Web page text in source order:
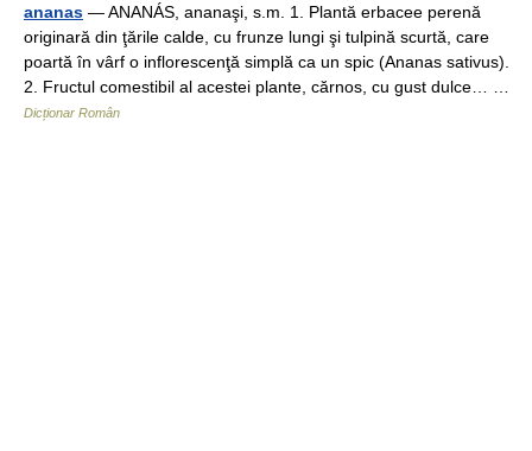
ananas — ANANÁS, ananaşi, s.m. 1. Plantă erbacee perenă
originară din ţările calde, cu frunze lungi şi tulpină scurtă, care
poartă în vârf o inflorescenţă simplă ca un spic (Ananas sativus).
2. Fructul comestibil al acestei plante, cărnos, cu gust dulce… …
Dicționar Român